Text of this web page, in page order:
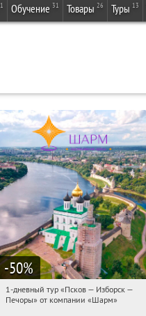
1 Обучение 31 Товары 26 Туры 13
-50%
04:05:42 Купили:12
1-дневный тур «Псков — Изборск —
Печоры» от компании «Шарм»